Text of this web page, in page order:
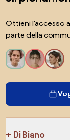
Ottieni l'accesso
parte della
Di Biano